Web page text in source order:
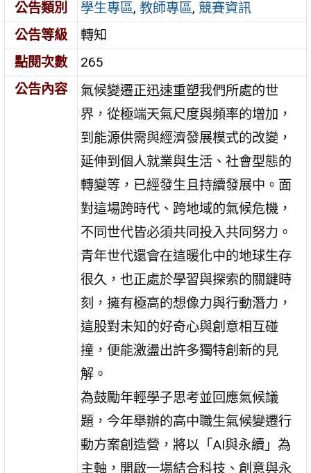
公告類別
學生專區,教師專區, 競賽資訊
公告等級
轉知
點閱次數
265
公告內容
氣候變遷正迅速重塑我們所處的世
界，從極端天氣尺度與頻率的增加，
到能源供需與經濟發展模式的改變，
延伸到個人就業與生活、社會型態的
轉變等，已經發生且持續發展中。面
對這場跨時代、跨地域的氣候危機，
不同世代皆必須共同投入共同努力。
青年世代還會在這暖化中的地球生存
很久，也正處於學習與探索的關鍵時
刻，擁有極高的想像力與行動潛力，
這股對未知的好奇心與創意相互碰
撞，便能激盪出許多獨特創新的見
解。
為鼓勵年輕學子思考並回應氣候議
題，今年舉辦的高中職生氣候變遷行
動方案創造營，將以「AI與永續」為
主軸，開啟一場結合科技、創意與永